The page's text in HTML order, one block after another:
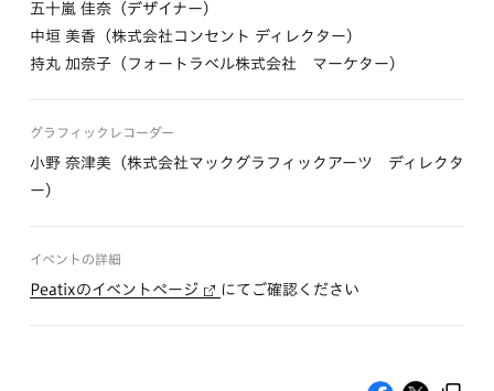
五十嵐 佳奈（デザイナー）
中垣 美香（株式会社コンセント ディレクター）
持丸 加奈子（フォートラベル株式会社 マーケター）
グラフィックレコーダー
小野 奈津美（株式会社マックグラフィックアーツ ディレクタ
ー）
イベントの詳細
Peatixのイベントページ にてご確認ください